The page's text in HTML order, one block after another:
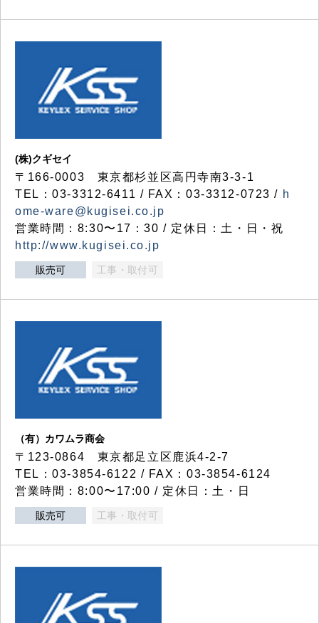
(株)クギセイ
〒166-0003 東京都杉並区高円寺南3-3-1
TEL：03-3312-6411 / FAX：03-3312-0723 / h
ome-ware@kugisei.co.jp
営業時間：8:30〜17：30 / 定休日：土・日・祝
http://www.kugisei.co.jp
販売可 工事・取付可
（有）カワムラ商会
〒123-0864 東京都足立区鹿浜4-2-7
TEL：03-3854-6122 / FAX：03-3854-6124
営業時間：8:00〜17:00 / 定休日：土・日
販売可 工事・取付可